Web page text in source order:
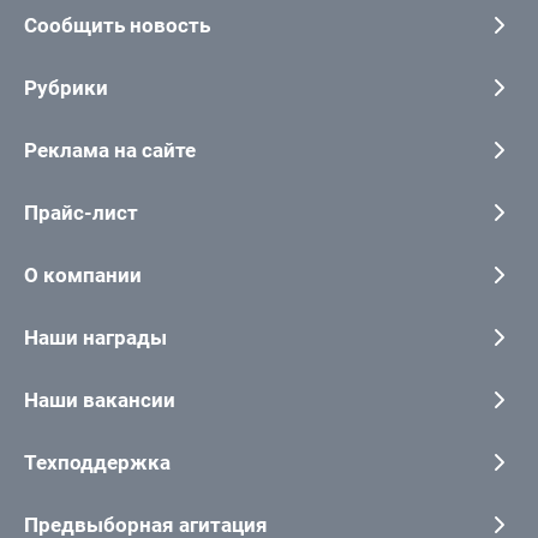
Сообщить новость
Рубрики
Реклама на сайте
Прайс-лист
О компании
Наши награды
Наши вакансии
Техподдержка
Предвыборная агитация